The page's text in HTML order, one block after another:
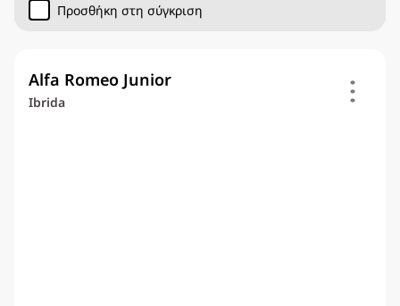
Προσθήκη στη σύγκριση
Alfa Romeo Junior
Ibrida